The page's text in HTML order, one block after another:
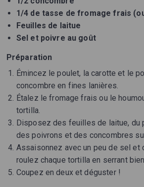
1/4 de tasse de fromage frais
Feuilles de laitue
Sel et poivre au goût
Préparation
Émincez le poulet, la carotte et le
concombre en fines lanières.
Étalez le fromage frais ou le
tortilla.
Disposez des feuilles de laitue, du
des poivrons et des concombres
Assaisonnez avec un peu de sel et
roulez chaque tortilla en serrant
Coupez en deux et déguster !